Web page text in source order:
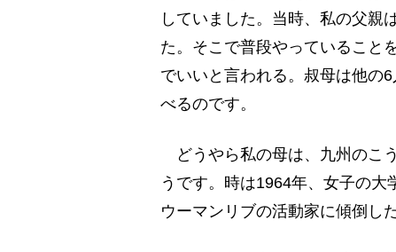
していました。当時、私の父親
た。そこで普段やっていること
でいいと言われる。叔母は他の
べるのです。
どうやら私の母は、九州のこ
うです。時は1964年、女子の
ウーマンリブの活動家に傾倒し